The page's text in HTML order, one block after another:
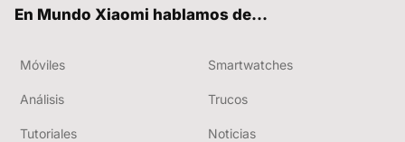
En Mundo Xiaomi hablamos de...
Móviles Smartwatches
Análisis Trucos
Tutoriales Noticias